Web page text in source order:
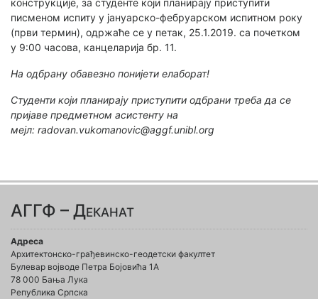
конструкције, за студенте који планирају приступити
писменом испиту у јануарско-фебруарском испитном року
(први термин), одржаће се у петак, 25.1.2019. са почетком
у 9:00 часова, канцеларија бр. 11.
На одбрану обавезно понијети елаборат!
Студенти који планирају приступити одбрани треба да се
пријаве предметном асистенту на
мејл: radovan.vukomanovic@aggf.unibl.org
АГГФ – Деканат
Адреса
Архитектонско-грађевинско-геодетски факултет
Булевар војводе Петра Бојовића 1A
78 000 Бања Лука
Република Српска